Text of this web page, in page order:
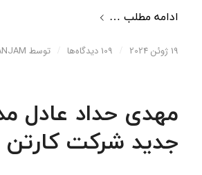
ادامه مطلب …
19 ژوئن 2024 109 دیدگاه‌ها توسط
مهدی حداد عادل
جدید شرکت کارتن